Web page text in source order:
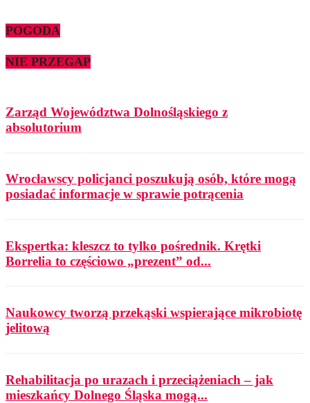
POGODA
NIE PRZEGAP
Zarząd Województwa Dolnośląskiego z
absolutorium
Wrocławscy policjanci poszukują osób, które mogą
posiadać informacje w sprawie potrącenia
Ekspertka: kleszcz to tylko pośrednik. Krętki
Borrelia to częściowo „prezent” od...
Naukowcy tworzą przekąski wspierające mikrobiotę
jelitową
Rehabilitacja po urazach i przeciążeniach – jak
mieszkańcy Dolnego Śląska mogą...